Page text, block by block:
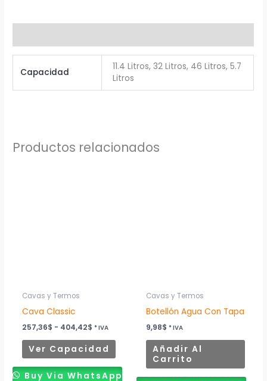
Capacidad
11.4 Litros, 32 Litros, 46 Litros, 5.7
Litros
Productos relacionados
Cavas y Termos
Cava Classic
257,36$ - 404,42$ * IVA
Ver Capacidad
la
de
Buy Via WhatsApp
Cavas y Termos
Botellón Agua Con Tapa
9,98$ * IVA
Añadir Al
Carrito